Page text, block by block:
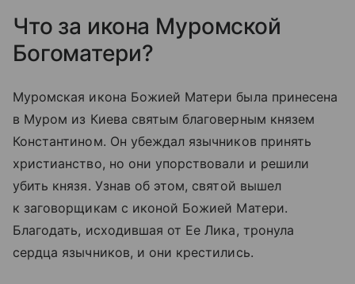
Что за икона Муромской
Богоматери?
Муромская икона Божией Матери была принесена
в Муром из Киева святым благоверным князем
Константином. Он убеждал язычников принять
христианство, но они упорствовали и решили
убить князя. Узнав об этом, святой вышел
к заговорщикам с иконой Божией Матери.
Благодать, исходившая от Ее Лика, тронула
сердца язычников, и они крестились.